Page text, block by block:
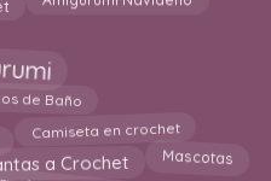
Amigurumi Navideño
de Baño
Camiseta en crochet
a Crochet Mascotas